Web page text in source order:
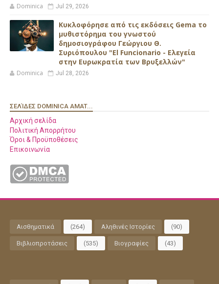
Dominica Jul 29, 2026
Κυκλοφόρησε από τις εκδόσεις Gema το
μυθιστόρημα του γνωστού
δημοσιογράφου Γεώργιου Θ.
Συριόπουλου "El Funcionario - Ελεγεία
στην Ευρωκρατία των Βρυξελλών"
Dominica Jul 28, 2026
ΣΕΛΊΔΕΣ DOMINICA AMAT...
Αρχική σελίδα
Πολιτική Απορρήτου
Όροι & Προϋποθέσεις
Επικοινωνία
Αισθηματικά (264) Αληθινές Ιστορίες (90)
Βιβλιοπροτάσεις (535) Βιογραφίες (43)